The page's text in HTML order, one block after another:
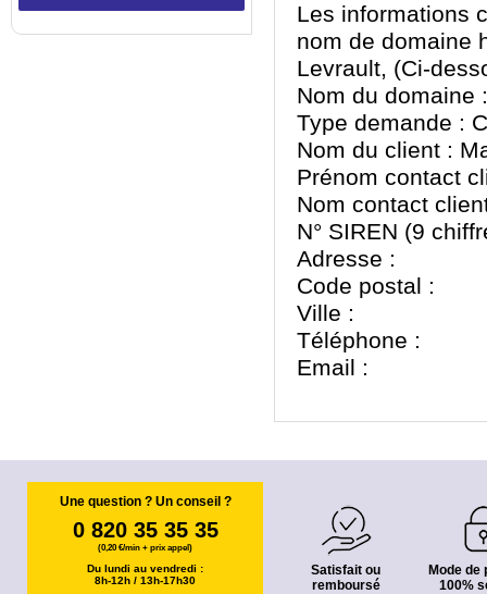
Les informations
nom de domaine
Levrault, (Ci-
Nom du domaine
Type demande :
Nom du client :
Prénom contact
Nom contact
N° SIREN (9
Adresse :
Code postal :
Ville :
Téléphone :
Email :
Une question ? Un conseil ?
0 820 35 35 35
(0,20 €/min + prix appel)
Du lundi au vendredi :
8h-12h / 13h-17h30
Satisfait ou
remboursé
Mode de
100%